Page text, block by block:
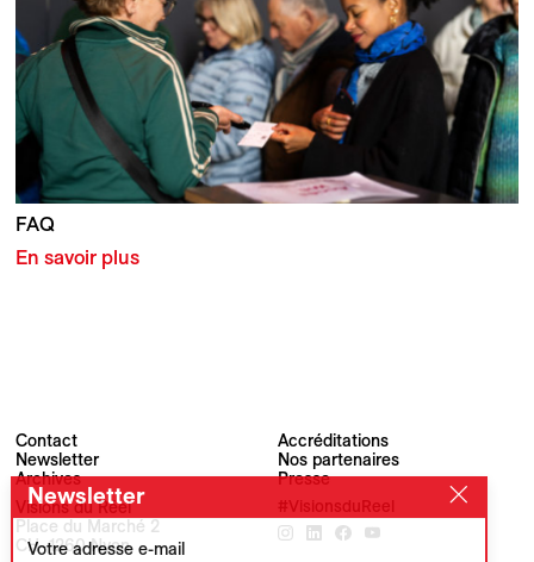
FAQ
En savoir plus
Contact
Newsletter
Archives
Accréditations
Nos partenaires
Presse
Visions du Réel
Place du Marché 2
CH–1260 Nyon
#VisionsduReel
Newsletter
Votre adresse e-mail